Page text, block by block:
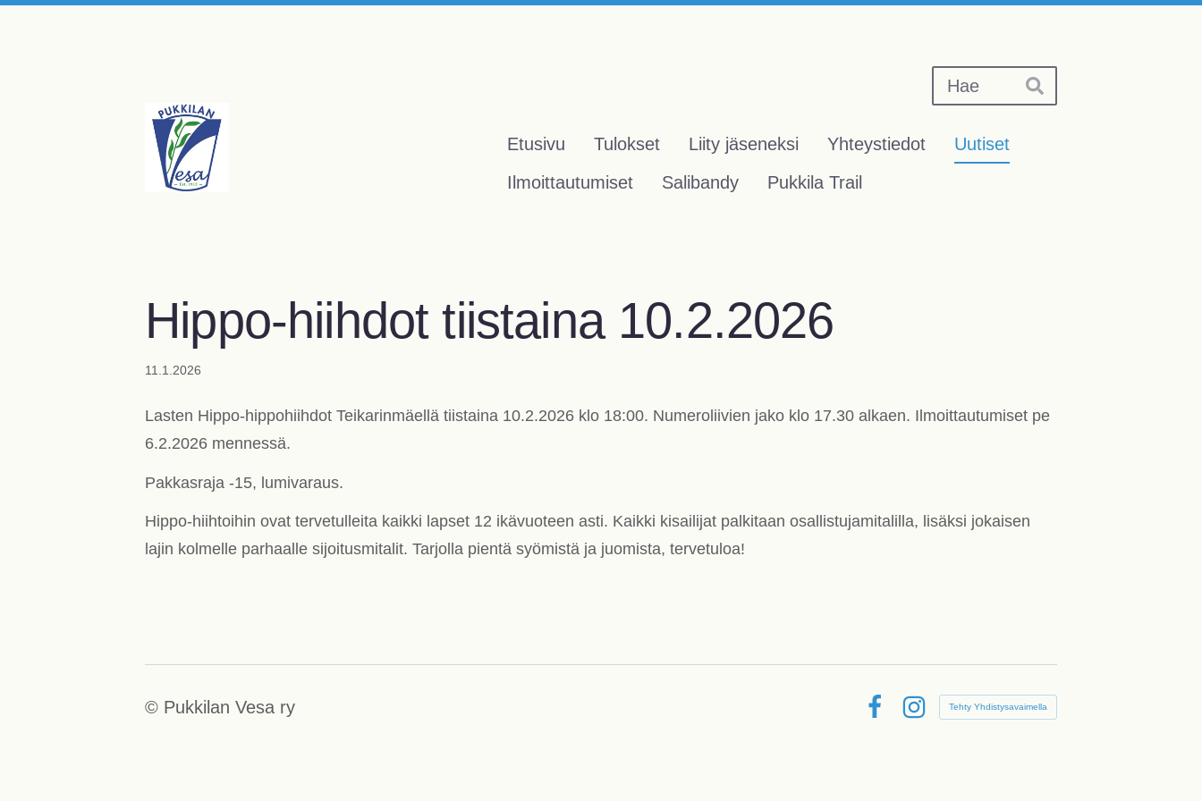
Hae
Pukkilan Vesa ry
Etusivu Tulokset Liity jäseneksi Yhteystiedot
Uutiset
Ilmoittautumiset
Salibandy Pukkila Trail
Hippo-hiihdot tiistaina 10.2.2026
11.1.2026
Lasten Hippo-hippohiihdot Teikarinmäellä tiistaina 10.2.2026 klo 18:00. Numeroliivien jako klo 17.30 alkaen. Ilmoittautumiset pe
6.2.2026 mennessä.
Pakkasraja -15, lumivaraus.
Hippo-hiihtoihin ovat tervetulleita kaikki lapset 12 ikävuoteen asti. Kaikki kisailijat palkitaan osallistujamitalilla, lisäksi jokaisen
lajin kolmelle parhaalle sijoitusmitalit. Tarjolla pientä syömistä ja juomista, tervetuloa!
© Pukkilan Vesa ry
Tehty Yhdistysavaimella